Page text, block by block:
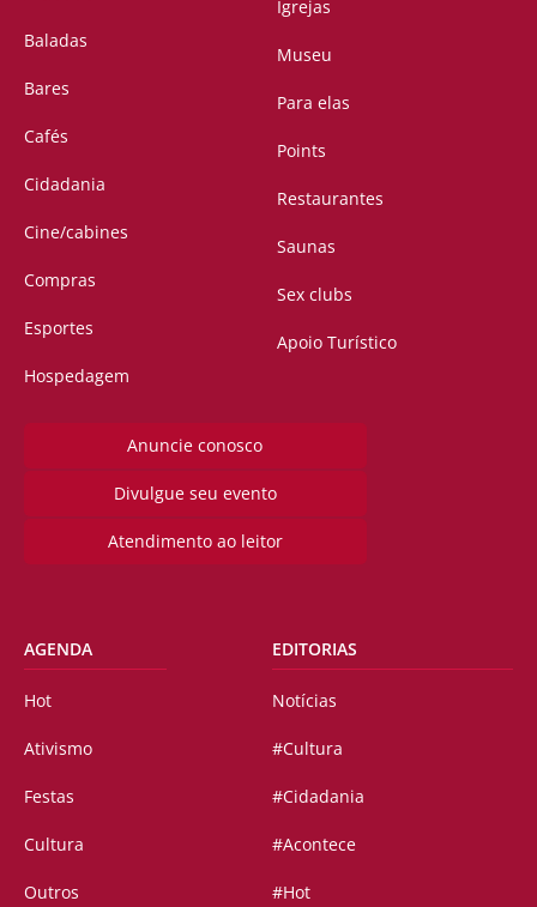
Baladas
Bares
Cafés
Cidadania
Cine/cabines
Compras
Esportes
Hospedagem
Igrejas
Museu
Para elas
Points
Restaurantes
Saunas
Sex clubs
Apoio Turístico
Anuncie conosco
Divulgue seu evento
Atendimento ao leitor
AGENDA
Hot
Ativismo
Festas
Cultura
Outros
EDITORIAS
Notícias
#Cultura
#Cidadania
#Acontece
#Hot